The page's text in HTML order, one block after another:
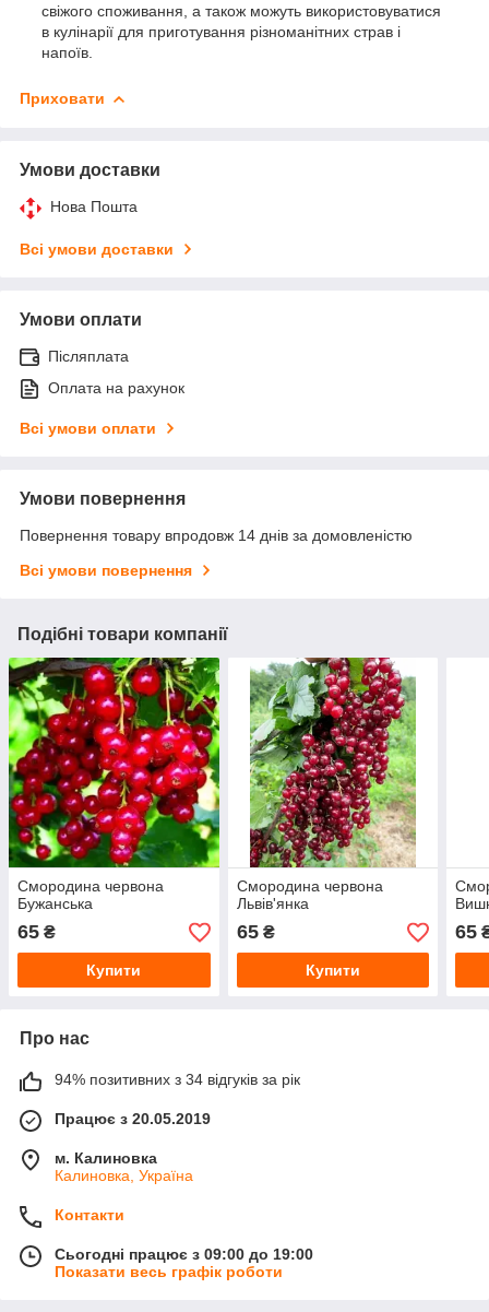
свіжого споживання, а також можуть використовуватися
в кулінарії для приготування різноманітних страв і
напоїв.
Приховати
Умови доставки
Нова Пошта
Всі умови доставки
Умови оплати
Післяплата
Оплата на рахунок
Всі умови оплати
Умови повернення
Повернення товару впродовж 14 днів за домовленістю
Всі умови повернення
Подібні товари компанії
Смородина червона
Бужанська
65 ₴
Купити
Смородина червона
Львів'янка
65₴
Купити
65
Про нас
94% позитивних з 34 відгуків за рік
Працює з 20.05.2019
м. Калиновка
Калиновка, Україна
Контакти
Сьогодні працює з 09:00 до 19:00
Показати весь графік роботи